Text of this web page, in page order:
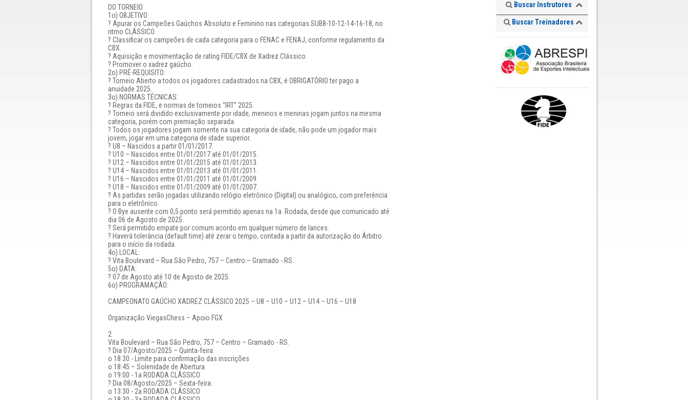
DO TORNEIO
1o) OBJETIVO:
? Apurar os Campeões Gaúchos Absoluto e Feminino nas categorias SUB8-10-12-14-16-18, no
ritmo CLÁSSICO.
? Classificar os campeões de cada categoria para o FENAC e FENAJ, conforme regulamento da
CBX.
? Aquisição e movimentação de rating FIDE/CBX de Xadrez Clássico.
? Promover o xadrez gaúcho.
2o) PRÉ-REQUISITO:
? Torneio Aberto a todos os jogadores cadastrados na CBX, é OBRIGATÓRIO ter pago a
anuidade 2025.
3o) NORMAS TÉCNICAS:
? Regras da FIDE, e normas de torneios “IRT” 2025.
? Torneio será dividido exclusivamente por idade, meninos e meninas jogam juntos na mesma
categoria, porém com premiação separada.
? Todos os jogadores jogam somente na sua categoria de idade, não pode um jogador mais
jovem, jogar em uma categoria de idade superior.
? U8 – Nascidos a partir 01/01/2017.
? U10 – Nascidos entre 01/01/2017 até 01/01/2015.
? U12 – Nascidos entre 01/01/2015 até 01/01/2013.
? U14 – Nascidos entre 01/01/2013 até 01/01/2011.
? U16 – Nascidos entre 01/01/2011 até 01/01/2009.
? U18 – Nascidos entre 01/01/2009 até 01/01/2007.
? As partidas serão jogadas utilizando relógio eletrônico (Digital) ou analógico, com preferência
para o eletrônico.
? O Bye ausente com 0,5 ponto será permitido apenas na 1a. Rodada, desde que comunicado até
dia 06 de Agosto de 2025.
? Será permitido empate por comum acordo em qualquer número de lances.
? Haverá tolerância (default time) até zerar o tempo, contada a partir da autorização do Árbitro
para o início da rodada.
4o) LOCAL:
? Vita Boulevard – Rua São Pedro, 757 – Centro – Gramado - RS.
5o) DATA:
? 07 de Agosto até 10 de Agosto de 2025.
6o) PROGRAMAÇÃO:
CAMPEONATO GAÚCHO XADREZ CLÁSSICO 2025 – U8 – U10 – U12 – U14 – U16 – U18
Organização ViegasChess – Apoio FGX
2
Vita Boulevard – Rua São Pedro, 757 – Centro – Gramado - RS.
? Dia 07/Agosto/2025 – Quinta-feira:
o 18:30 - Limite para confirmação das inscrições
o 18:45 – Solenidade de Abertura
o 19:00 - 1a RODADA CLÁSSICO
? Dia 08/Agosto/2025 – Sexta-feira:
o 13:30 - 2a RODADA CLÁSSICO
Buscar Instrutores
Buscar Treinadores